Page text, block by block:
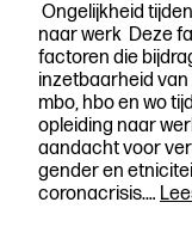
Ongelijkheid
naar werk Deze
factoren die
inzetbaarheid
mbo, hbo en wo
opleiding naar
aandacht voor
gender en
coronacrisis.…